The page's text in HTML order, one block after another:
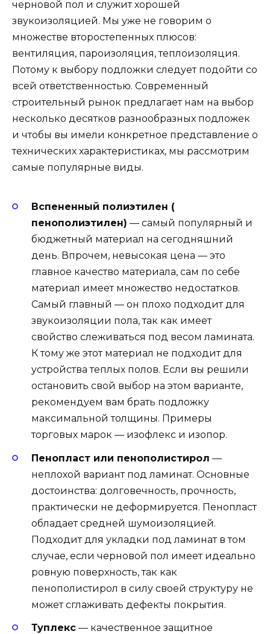
черновой пол и служит хорошей
звукоизоляцией. Мы уже не говорим о
множестве второстепенных плюсов:
вентиляция, пароизоляция, теплоизоляция.
Потому к выбору подложки следует подойти со
всей ответственностью. Современный
строительный рынок предлагает нам на выбор
несколько десятков разнообразных подложек
и чтобы вы имели конкретное представление о
технических характеристиках, мы рассмотрим
самые популярные виды.
Вспененный полиэтилен (
пенополиэтилен) — самый популярный и
бюджетный материал на сегодняшний
день. Впрочем, невысокая цена — это
главное качество материала, сам по себе
материал имеет множество недостатков.
Самый главный — он плохо подходит для
звукоизоляции пола, так как имеет
свойство слеживаться под весом ламината.
К тому же этот материал не подходит для
устройства теплых полов. Если вы решили
остановить свой выбор на этом варианте,
рекомендуем вам брать подложку
максимальной толщины. Примеры
торговых марок — изофлекс и изопор.
Пенопласт или пенополистирол —
неплохой вариант под ламинат. Основные
достоинства: долговечность, прочность,
практически не деформируется. Пенопласт
обладает средней шумоизоляцией.
Подходит для укладки под ламинат в том
случае, если черновой пол имеет идеально
ровную поверхность, так как
пенополистирол в силу своей структуру не
может сглаживать дефекты покрытия.
Туплекс — качественное защитное